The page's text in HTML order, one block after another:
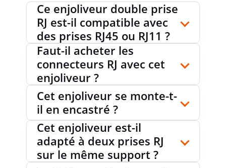
BORNE DE JONCTION
AVEC ÉCLAIRAGE
ADAPTÉ À LA CLASSE DE PROTECTION
IP41
Ce enjoliveur double prise
RJ est-il compatible avec
des prises RJ45 ou RJ11 ?
Faut-il acheter les
connecteurs RJ avec cet
enjoliveur ?
Cet enjoliveur se monte-t-
il en encastré ?
Cet enjoliveur est-il
adapté à deux prises RJ
sur le même support ?